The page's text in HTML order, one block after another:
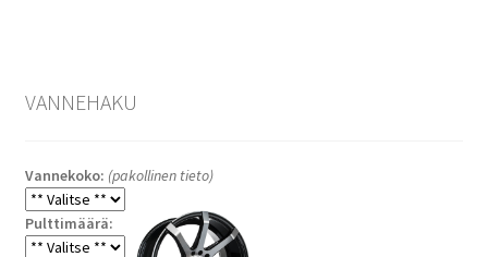
VANNEHAKU
Vannekoko: (pakollinen tieto)
Pulttimäärä: